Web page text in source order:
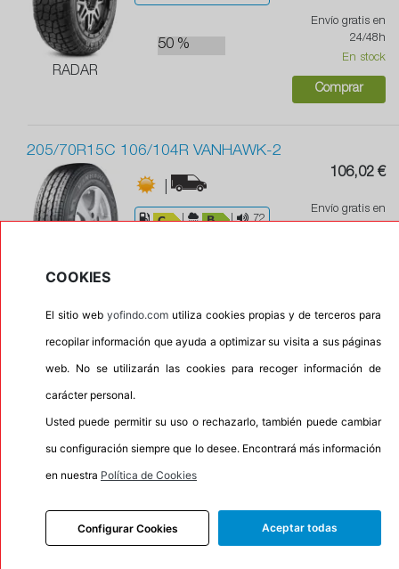
RADAR
50 %
Envío gratis en
24/48h
En stock
Comprar
205/70R15C 106/104R VANHAWK-2
|
| | 72
106,02 €
Envío gratis en
205/70R15 96T RF10 DYNAPRO ATM
| | 71
50 %
98,57 €
24/48h
En stock
205/70R15C 106/104R X-PRIVILO RF09
COOKIES
El sitio web yofindo.com utiliza cookies propias y de terceros para
recopilar información que ayuda a optimizar su visita a sus páginas
web. No se utilizarán las cookies para recoger información de
carácter personal.
Usted puede permitir su uso o rechazarlo, también puede cambiar
su configuración siempre que lo desee. Encontrará más información
en nuestra Política de Cookies
Configurar Cookies Aceptar todas